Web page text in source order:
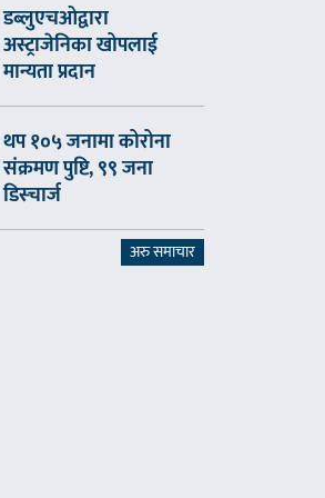
डब्लुएचओद्वारा
अस्ट्राजेनिका खोपलाई
मान्यता प्रदान
थप १०५ जनामा कोरोना
संक्रमण पुष्टि, ९९ जना
डिस्चार्ज
अरु समाचार